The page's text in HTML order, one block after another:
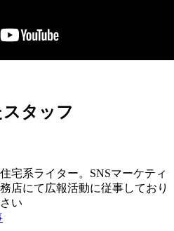
タッフ
宅系ライター。SNSマーケティ
店にて広報活動に従事しており
い